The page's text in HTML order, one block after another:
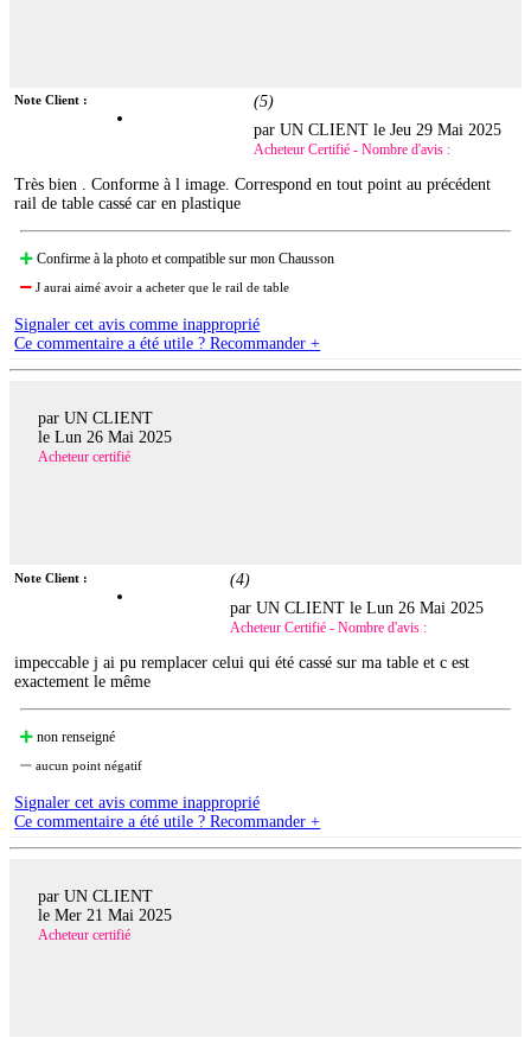
Note Client : (5)
par UN CLIENT leJeu 29 Mai 2025
Acheteur Certifié - Nombre d'avis :
Très bien . Conforme à l image. Correspond en tout point au précédent
rail de table cassé car en plastique
Confirme à la photo et compatible sur mon Chausson
J aurai aimé avoir a acheter que le rail de table
Signaler cet avis comme inapproprié
Ce commentaire a été utile ? Recommander +
par UN CLIENT
le Lun 26 Mai 2025
Acheteur certifié
Note Client : (4)
par UN CLIENT leLun 26 Mai 2025
Acheteur Certifié - Nombre d'avis :
impeccable j ai pu remplacer celui qui été cassé sur ma table et c est
exactement le même
non renseigné
aucun point négatif
Signaler cet avis comme inapproprié
Ce commentaire a été utile ? Recommander +
par UN CLIENT
le Mer 21 Mai 2025
Acheteur certifié